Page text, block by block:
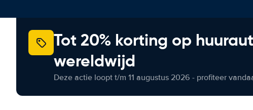
Tot 20% korting op
wereldwijd
Deze actie loopt t/m 11 augustus 2026 - profiteer